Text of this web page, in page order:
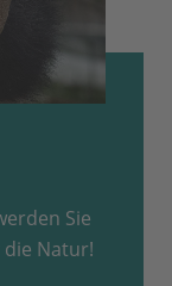
Sie
die Natur!